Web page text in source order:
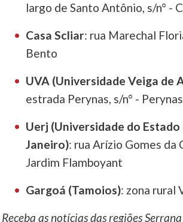
largo de Santo Antônio, s/n° -
Casa Scliar: rua Marechal
Bento
UVA (Universidade Veiga de
estrada Perynas, s/n° - Perynas
Uerj (Universidade do Estado
Janeiro): rua Arízio Gomes da
Jardim Flamboyant
Gargoá (Tamoios): zona rural
Receba as notícias das regiões